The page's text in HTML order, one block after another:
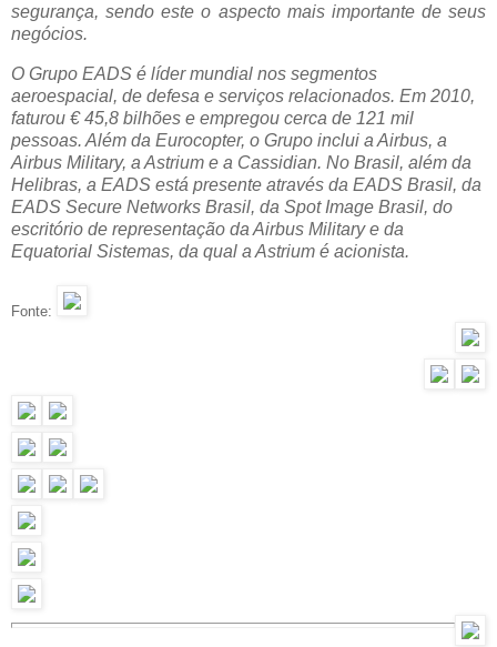
segurança, sendo este o aspecto mais importante de seus
negócios.
O Grupo EADS é líder mundial nos segmentos
aeroespacial, de defesa e serviços relacionados. Em 2010,
faturou € 45,8 bilhões e empregou cerca de 121 mil
pessoas. Além da Eurocopter, o Grupo inclui a Airbus, a
Airbus Military, a Astrium e a Cassidian. No Brasil, além da
Helibras, a EADS está presente através da EADS Brasil, da
EADS Secure Networks Brasil, da Spot Image Brasil, do
escritório de representação da Airbus Military e da
Equatorial Sistemas, da qual a Astrium é acionista.
Fonte: